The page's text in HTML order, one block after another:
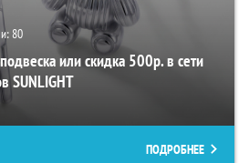
80
или скидка 500р. в сети
SUNLIGHT
ПОДРОБНЕЕ